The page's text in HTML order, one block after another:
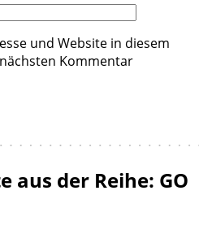
und Website in diesem
Kommentar
aus der Reihe: GO